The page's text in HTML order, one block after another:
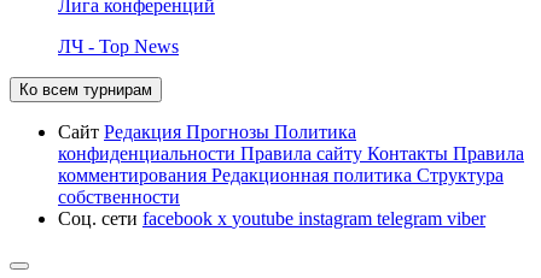
Лига конференций
ЛЧ - Top News
Ко всем турнирам
Сайт Редакция Прогнозы Политика
конфиденциальности Правила сайту Контакты Правила
комментирования Редакционная политика Структура
собственности
Соц. сети facebook x youtube instagram telegram viber